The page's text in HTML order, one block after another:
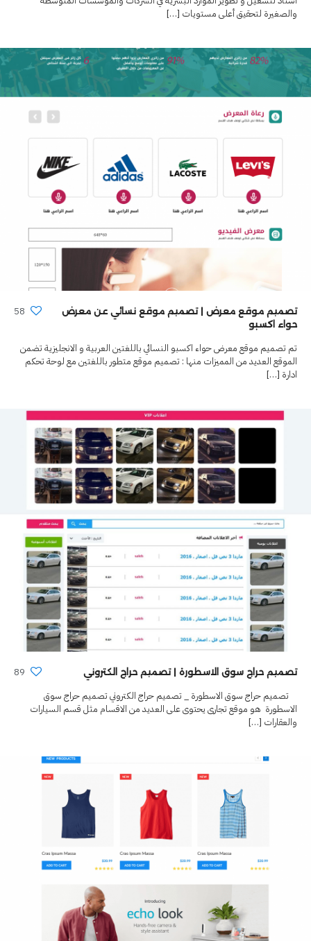
والصغيرة لتحقيق أعلى مستويات […]
تصميم موقع معرض | تصميم موقع نسائي عن معرض
حواء اكسبو
58
تم تصميم موقع معرض حواء اكسبو النسائي باللغتين العربية و الانجليزية تضمن
الموقع العديد من المميزات منها : تصميم موقع متطور باللغتين مع لوحة تحكم
ادارة […]
تصميم حراج سوق الاسطورة | تصميم حراج الكتروني
89
تصميم حراج سوق الاسطورة _ تصميم حراج الكتروني تصميم حراج سوق
الاسطورة هو موقع تجارى يحتوى على العديد من الاقسام مثل قسم السيارات
والعقارات […]